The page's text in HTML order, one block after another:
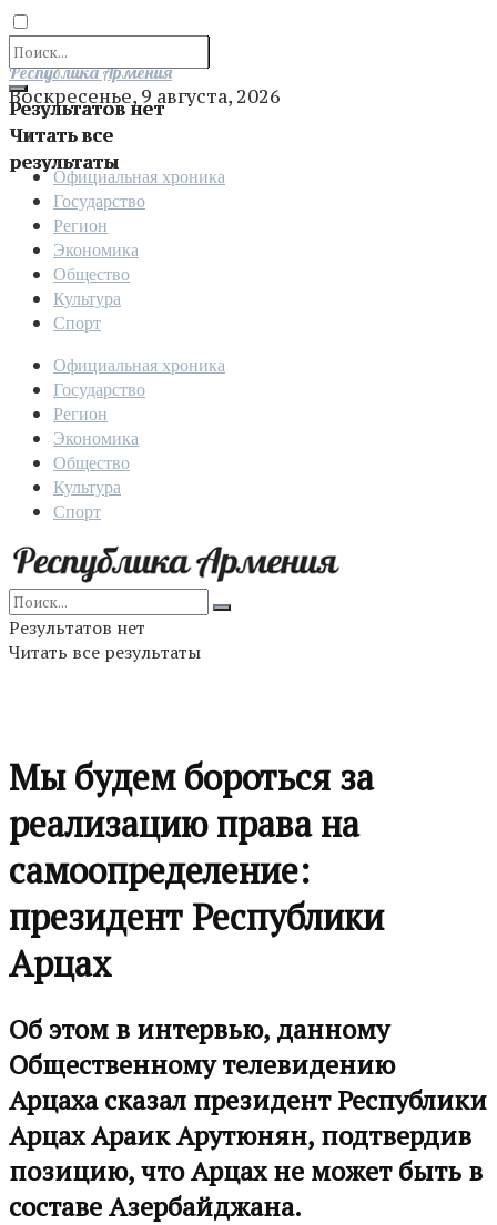
Результатов нет
Читать все
результаты
Отправить
Республика Армения
Воскресенье, 9 августа, 2026
Официальная хроника
Государство
Регион
Экономика
Общество
Культура
Спорт
Официальная хроника
Государство
Регион
Экономика
Общество
Культура
Спорт
Результатов нет
Читать все результаты
Мы будем бороться за
реализацию права на
самоопределение:
президент Республики
Арцах
Об этом в интервью, данному
Общественному телевидению
Арцаха сказал президент Республики
Арцах Араик Арутюнян, подтвердив
позицию, что Арцах не может быть в
составе Азербайджана.